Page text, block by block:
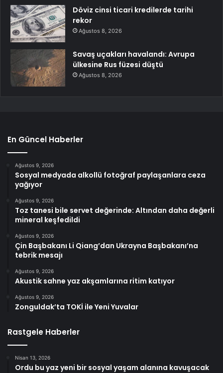
Döviz cinsi ticari kredilerde tarihi
rekor
Ağustos 8, 2026
Savaş uçakları havalandı: Avrupa
ülkesine Rus füzesi düştü
Ağustos 8, 2026
En Güncel Haberler
Ağustos 9, 2026
Sosyal medyada alkollü fotoğraf paylaşanlara ceza
yağıyor
Ağustos 9, 2026
Toz tanesi bile servet değerinde: Altından daha değerli
mineral keşfedildi
Ağustos 9, 2026
Çin Başbakanı Li Qiang’dan Ukrayna Başbakanı’na
tebrik mesajı
Ağustos 9, 2026
Akustik sahne yaz akşamlarına ritim katıyor
Ağustos 9, 2026
Zonguldak’ta TOKİ ile Yeni Yuvalar
Rastgele Haberler
Nisan 13, 2026
Ordu bu yaz yeni bir sosyal yaşam alanına kavuşacak